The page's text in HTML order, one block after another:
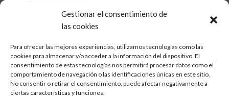
Gestionar el consentimiento de
las cookies
Para ofrecer las mejores experiencias, utilizamos tecnologías como las
cookies para almacenar y/o acceder a la información del dispositivo. El
consentimiento de estas tecnologías nos permitirá procesar datos como el
comportamiento de navegación o las identificaciones únicas en este sitio.
No consentir o retirar el consentimiento, puede afectar negativamente a
ciertas características y funciones.
Síguenos en:
linkedintwitterfacebook